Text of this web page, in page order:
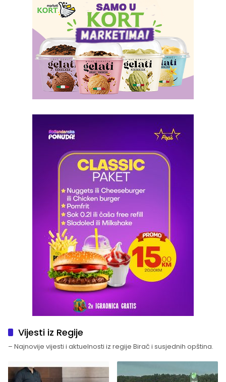
Vijesti iz Regije
– Najnovije vijesti i aktuelnosti iz regije Birač i susjednih opština.